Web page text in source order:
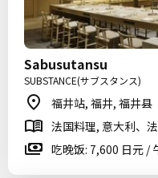
Sabusutansu
SUBSTANCE(サブスタンス)
福井站, 福井, 福井县
法国料理, 意大利、
吃晚饭: 7,600 日元 /